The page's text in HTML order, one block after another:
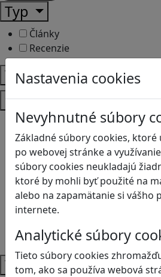
Nastavenia cookies
Nevyhnutné súbory
Základné súbory cookies,
po webovej stránke a
súbory cookies neukladajú
ktoré by mohli byť použité na
alebo na zapamätanie si vášho
internete.
Analytické súbory
Tieto súbory cookies
tom, ako sa používa webová
Typ
Články
Recenzie
Vek
Predmety
Anglický jazyk
Biológia
Dejepis
Environmentálna výchova
Etická výchova
Geografia
Matematika
Vlastiveda
Témy